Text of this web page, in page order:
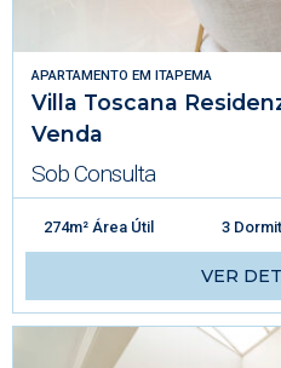
APARTAMENTO EM ITAPEMA
Villa Toscana
Venda
Sob Consulta
274m² Área Útil 3
VER